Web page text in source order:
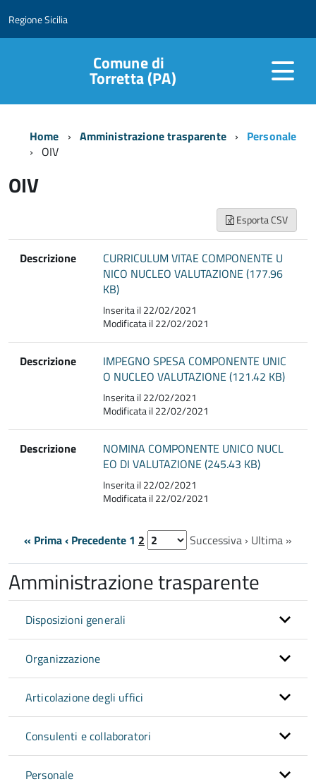
Regione Sicilia
Comune di
Torretta (PA)
Home Amministrazione trasparente
Personale
OIV
OIV
Esporta CSV
Descrizione
CURRICULUM VITAE COMPONENTE U
NICO NUCLEO VALUTAZIONE (177.96
KB)
Inserita il 22/02/2021
Modificata il 22/02/2021
Descrizione
IMPEGNO SPESA COMPONENTE UNIC
O NUCLEO VALUTAZIONE (121.42 KB)
Inserita il 22/02/2021
Modificata il 22/02/2021
Descrizione
NOMINA COMPONENTE UNICO NUCL
EO DI VALUTAZIONE (245.43 KB)
Inserita il 22/02/2021
Modificata il 22/02/2021
« Prima‹ Precedente 1 2 Successiva › Ultima »
Amministrazione trasparente
Disposizioni generali
Organizzazione
Articolazione degli uffici
Consulenti e collaboratori
Personale